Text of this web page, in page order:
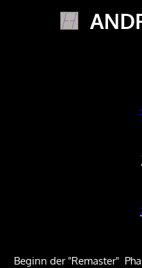
Beginn der "Remaster"